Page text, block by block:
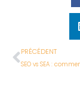
PRÉCÉDENT